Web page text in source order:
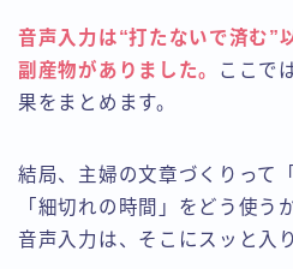
音声入力は“打たないで済む”
副産物がありました。
ここで
果をまとめます。
結局、主婦の文章づくりって
「細切れの時間」をどう使う
音声入力は、そこにスッと入